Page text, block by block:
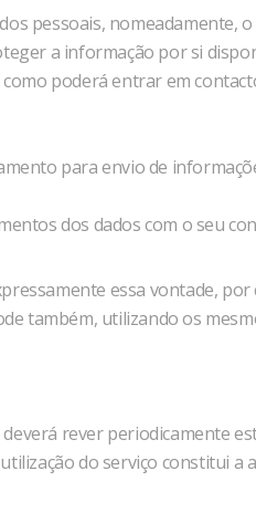
pessoais, nomeadamente,
a informação por si
poderá entrar em
para envio de
dos dados com o seu
essa vontade,
também, utilizando os
rever periodicamente
do serviço constitui a